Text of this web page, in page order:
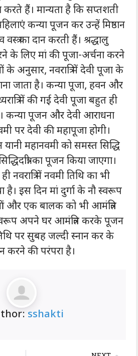
हैं। मान्यता है कि सप्तशती
कन्या पूजन कर उन्हें मिष्ठान
का दान करती हैं। श्रद्धालु
के लिए मां की पूजा-अर्चना करने
के अनुसार, नवरात्रि में देवी पूजा के
जाता है। कन्या पूजा, हवन और
में की गई देवी पूजा बहुत ही
कन्या पूजन और देवी आराधना
पर देवी की महापूजा होगी।
यानी महानवमी को समस्त सिद्धि
का पूजन किया जाएगा।
नवरात्रि में नवमी तिथि का भी
है। इस दिन मां दुर्गा के नौ स्वरूप
और एक बालक को भी आमंत्रित
अपने घर आमंत्रित करके पूजन
पर सुबह जल्दी स्नान कर के
करने की परंपरा है।
sshakti